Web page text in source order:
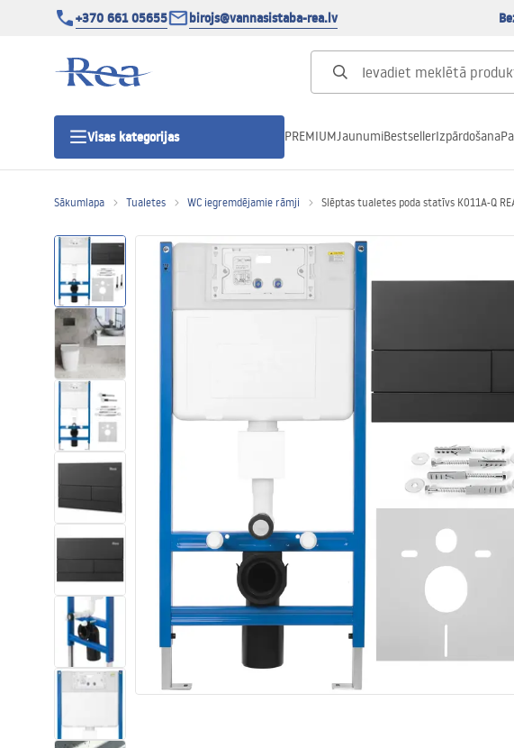
+370 661 05655 birojs@vannasistaba-rea.lv
Visas kategorijas
Dušas durvis
Vannas istabas dušas paliktņi
Lineāras dušas notekas
Tualetes
Vannas un ekrāni
Vannas istabas jaucējkrāni
Vannas istabas dušas
Virtuve
PREMIUMJaunumiBestsellerIzpārdošana
Sākumlapa Tualetes WC iegremdējamie rāmji Slēptas tualetes poda statīvs K011A-Q